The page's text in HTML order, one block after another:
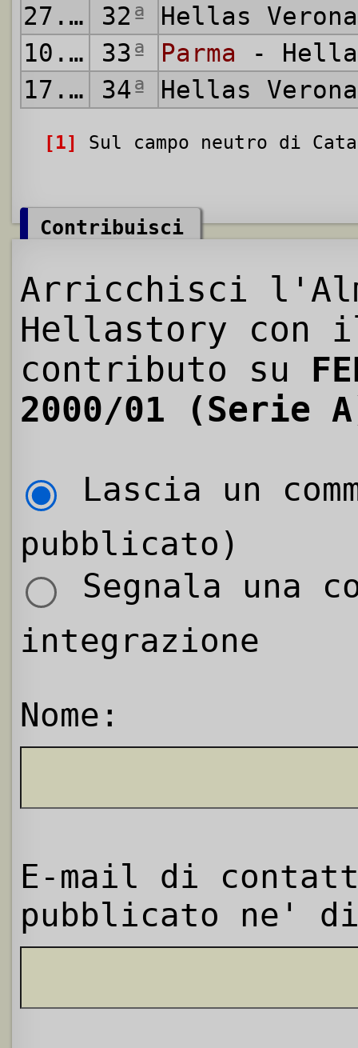
27.05.2001
32ª
Hellas
10.06.2001
33ª Parma -
17.06.2001
34ª Hellas
[1] Sul campo neutro di
Contribuisci
Arricchisci
Hellastory con
contributo su
2000/01 (Serie
Lascia un
pubblicato)
Segnala una
integrazione
Nome:
E-mail di
pubblicato ne'